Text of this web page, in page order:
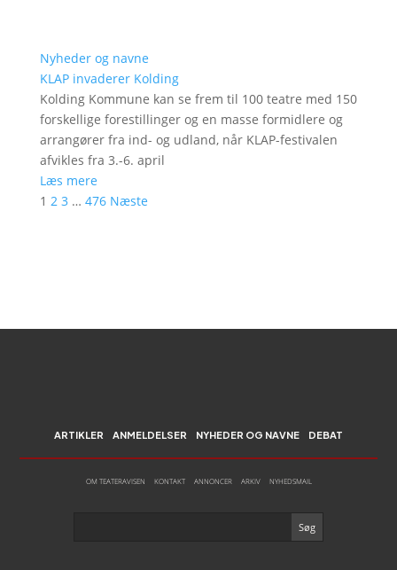
Nyheder og navne
KLAP invaderer Kolding
Kolding Kommune kan se frem til 100 teatre med 150
forskellige forestillinger og en masse formidlere og
arrangører fra ind- og udland, når KLAP-festivalen
afvikles fra 3.-6. april
Læs mere
1 2 3 … 476 Næste
ARTIKLER ANMELDELSER NYHEDER OG NAVNE DEBAT
OM TEATERAVISEN KONTAKT ANNONCER ARKIV NYHEDSMAIL